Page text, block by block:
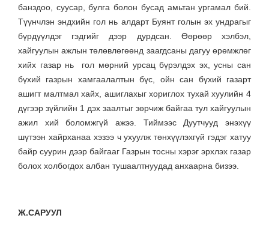
банздоо, суусар, булга болон бусад амьтан ургамал бий.
Түүнчлэн эндхийн гол нь алдарт Буянт голын эх ундрагыг
бүрдүүлдэг гэдгийг дээр дурдсан. Өөрөөр хэлбэл,
хайгуулын ажлын төлөвлөгөөнд заагдсаны дагуу өрөмжлөг
хийх газар нь гол мөрний урсац бүрэлдэх эх, усны сан
бүхий газрын хамгаалалтын бүс, ойн сан бүхий газарт
ашигт малтмал хайх, ашиглахыг хориглох тухай хуулийн 4
дүгээр зүйлийн 1 дэх заалтыг зөрчиж байгаа тул хайгуулын
ажил хий боломжгүй ажээ. Тиймээс Дуутчууд энэхүү
шүтээн хайрханаа хэзээ ч ухуулж төнхүүлэхгүй гэдэг хатуу
байр суурин дээр байгааг Газрын тосны хэрэг эрхлэх газар
болох холбогдох албан тушаалтнуудад анхаарна бизээ.
Ж.САРУУЛ